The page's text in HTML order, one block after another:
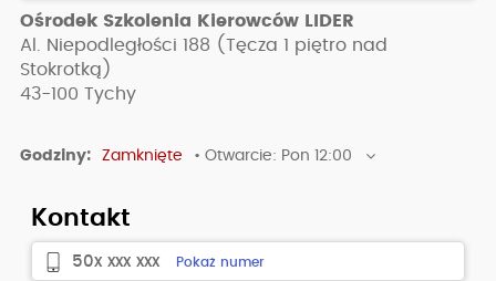
Ośrodek Szkolenia Kierowców LIDER
Al. Niepodległości 188 (Tęcza 1 piętro nad
Stokrotką)
43-100 Tychy
Godziny: Zamknięte • Otwarcie: Pon 12:00
Kontakt
50x xxx xxx Pokaż numer